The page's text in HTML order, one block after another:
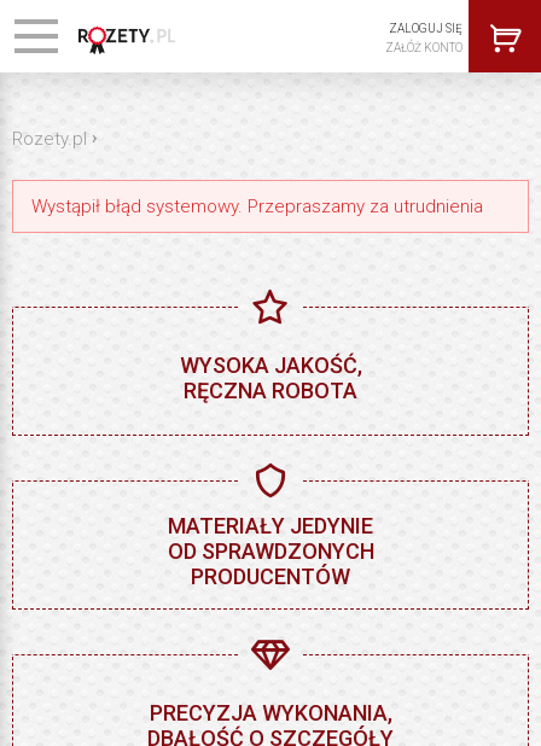
ZALOGUJ SIĘ
ZAŁÓŻ KONTO
Rozety.pl ›
Wystąpił błąd systemowy. Przepraszamy za utrudnienia
WYSOKA JAKOŚĆ,
RĘCZNA ROBOTA
MATERIAŁY JEDYNIE
OD SPRAWDZONYCH
PRODUCENTÓW
PRECYZJA WYKONANIA,
DBAŁOŚĆ O SZCZEGÓŁY